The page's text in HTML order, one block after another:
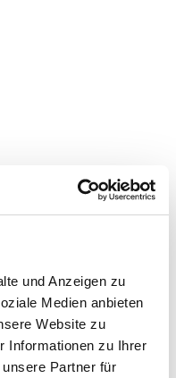
und Anzeigen zu
Medien anbieten
Website zu
Informationen zu Ihrer
Partner für
der
2024 –
117. Jahreskongress
Gesellschaft
St. Gallen statt.